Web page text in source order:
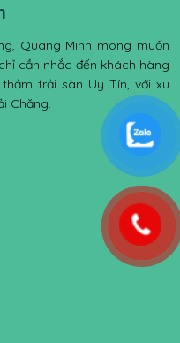
Quang Minh mong muốn
cần nhắc đến khách hàng
trải sàn Uy Tín, với xu
Chăng.